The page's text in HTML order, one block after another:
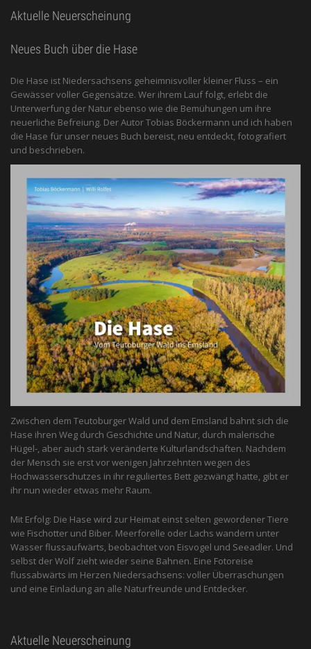
Aktuelle Neuerscheinung
Neues Buch über die Hase
Die Hase ist Niedersachsens geheimnisvoller kleiner Fluss – ein
Gewässer voller Gegensätze. Wer ihrem Lauf folgt, erlebt die
Unterwerfung der Natur ebenso wie die Bemühungen um ihre
neuerliche Befreiung. Der Autor Tobias Böckermann und ich haben
die Hase für unser neues Buch bereist, neu entdeckt, fotografiert
und beschrieben.
Zwischen dem Teutoburger Wald und dem Emsland bahnt sich die
Hase ihren Weg durch Geschichte und Natur, durch malerische
Hügel-, aber auch stark veränderte Kulturlandschaften. Nachdem
der Mensch sie erst vor wenigen Jahrzehnten wegen des
Hochwasserschutzes in ihr reguliertes Bett gezwängt hatte, gibt er
ihr nun wieder etwas mehr Raum.
Mit Erfolg: Die Hase wird zur Heimat einst selten gewordener Tiere
wie Fischotter und Biber. Meerforelle oder Lachs wandern unter
Wasser flussaufwärts, beobachtet von Eis­vogel und See­adler. Und
selbst der Wolf zieht wieder seine Bahnen. Eine Fotoreise
flussabwärts im Herzen Niedersachsens: voller Überraschungen
und eine Einladung an alle ­Naturfreunde und Entdecker.
Aktuelle Neuerscheinung